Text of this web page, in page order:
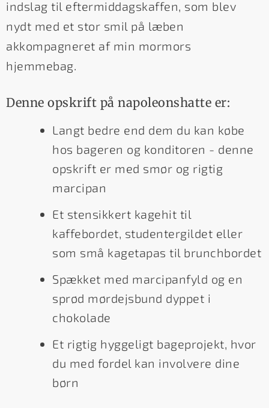
indslag til eftermiddagskaffen, som blev
nydt med et stor smil på læben
akkompagneret af min mormors
hjemmebag.
Denne opskrift på napoleonshatte er:
Langt bedre end dem du kan købe
hos bageren og konditoren - denne
opskrift er med smør og rigtig
marcipan
Et stensikkert kagehit til
kaffebordet, studentergildet eller
som små kagetapas til brunchbordet
Spækket med marcipanfyld og en
sprød mørdejsbund dyppet i
chokolade
Et rigtig hyggeligt bageprojekt, hvor
du med fordel kan involvere dine
børn